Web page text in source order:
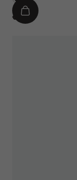
€
€ 11,95
IN